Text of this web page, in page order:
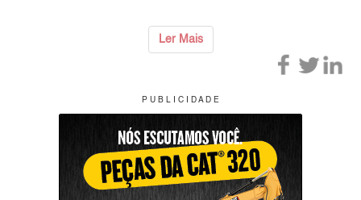
Ler Mais
P U B L I C I D A D E